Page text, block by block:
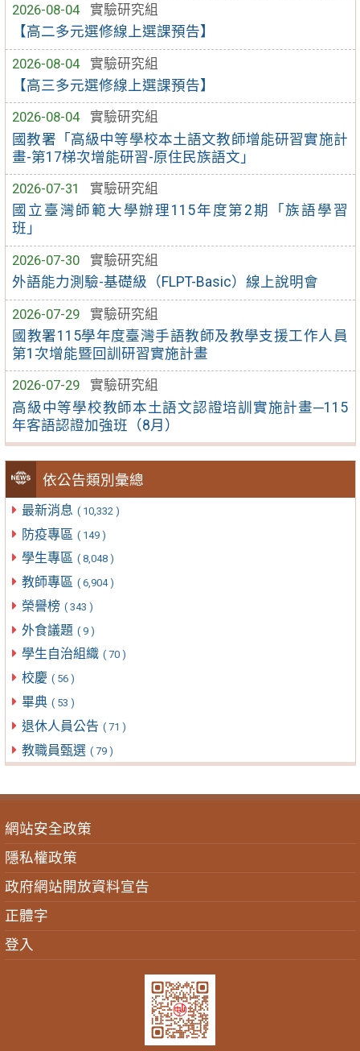
2026-08-04
實驗研究組
【高二多元選修線上選課預告】
2026-08-04
實驗研究組
【高三多元選修線上選課預告】
2026-08-04
實驗研究組
國教署「高級中等學校本土語文教師增能研習實施計
畫-第17梯次增能研習-原住民族語文」
2026-07-31
實驗研究組
國立臺灣師範大學辦理115年度第2期「族語學習
班」
2026-07-30
實驗研究組
外語能力測驗-基礎級（FLPT-Basic）線上說明會
2026-07-29
實驗研究組
國教署115學年度臺灣手語教師及教學支援工作人員
第1次增能暨回訓研習實施計畫
2026-07-29
實驗研究組
高級中等學校教師本土語文認證培訓實施計畫─115
年客語認證加強班（8月）
依公告類別彙總
最新消息 ( 10,332 )
防疫專區 ( 149 )
學生專區 ( 8,048 )
教師專區 ( 6,904 )
榮譽榜 ( 343 )
外食議題 ( 9 )
學生自治組織 ( 70 )
校慶 ( 56 )
畢典 ( 53 )
退休人員公告 ( 71 )
教職員甄選 ( 79 )
網站安全政策
隱私權政策
政府網站開放資料宣告
正體字
登入